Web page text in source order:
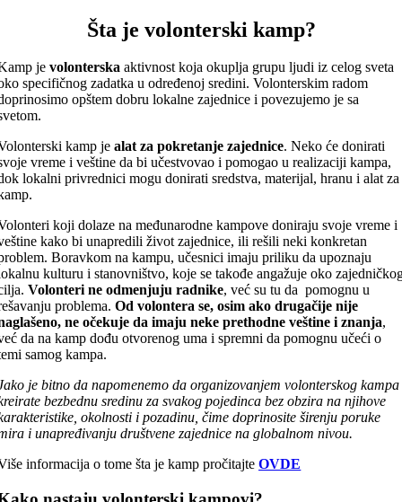
Šta je volonterski kamp?
jevolonterska aktivnost koja okuplja grupu ljudi iz celog sveta
specifičnog zadatka u određenoj sredini. Volonterskim radom
opštem dobru lokalne zajednice i povezujemo je sa
kamp jealat za pokretanje zajednice. Neko će donirati
vreme i veštine da bi učestvovao i pomogao u realizaciji kampa,
lokalni privrednici mogu donirati sredstva, materijal, hranu i alat za
koji dolaze na međunarodne kampove doniraju svoje vreme i
kako bi unapredili život zajednice, ili rešili neki konkretan
Boravkom na kampu, učesnici imaju priliku da upoznaju
kulturu i stanovništvo, koje se takođe angažuje oko
Volonteri ne odmenjuju radnike, već su tu da pomognu u
problema.Od volontera se, osim ako drugačije nije
ne očekuje da imaju neke prethodne veštine i znanja,
da na kamp dođu otvorenog uma i spremni da pomognu učeći o
samog kampa.
je bitno da napomenemo da organizovanjem volonterskog kampa
bezbednu sredinu za svakog pojedinca bez obzira na njihove
okolnosti i pozadinu, čime doprinosite širenju poruke
i unapređivanju društvene zajednice na globalnom nivou.
informacija o tome šta je kamp pročitajteOVDE